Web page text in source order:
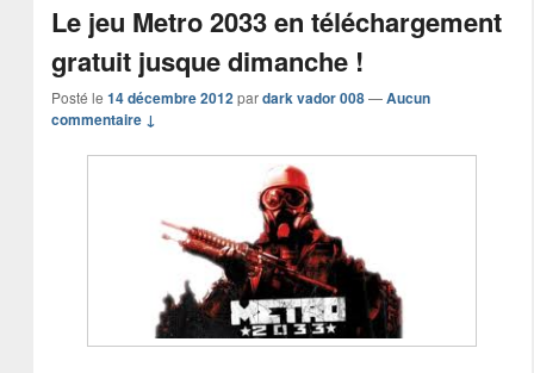
Le jeu Metro 2033 en téléchargement
gratuit jusque dimanche !
Posté le 14 décembre 2012 pardark vador 008 —Aucun
commentaire ↓